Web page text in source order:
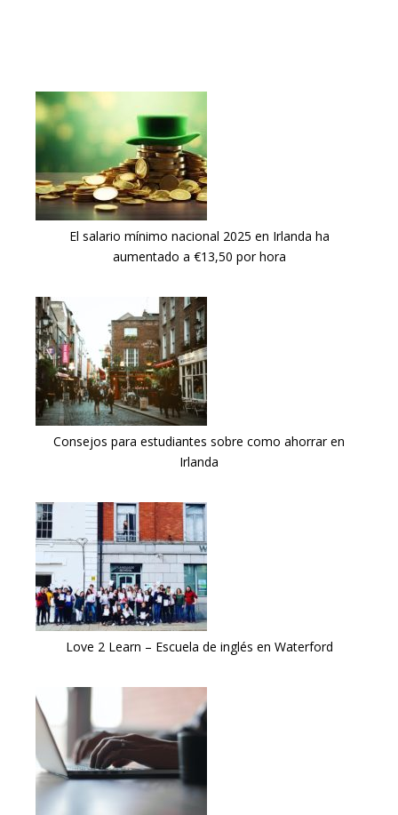
El salario mínimo nacional 2025 en Irlanda ha
aumentado a €13,50 por hora
Consejos para estudiantes sobre como ahorrar en
Irlanda
Love 2 Learn – Escuela de inglés en Waterford